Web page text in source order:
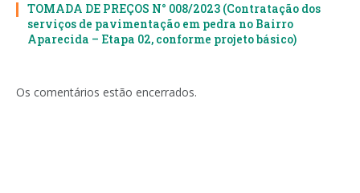
TOMADA DE PREÇOS N° 008/2023 (Contratação dos
serviços de pavimentação em pedra no Bairro
Aparecida – Etapa 02, conforme projeto básico)
Os comentários estão encerrados.